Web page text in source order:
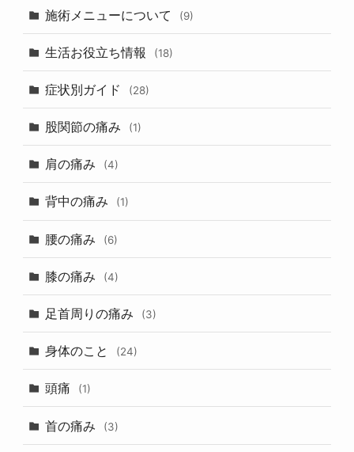
施術メニューについて (9)
生活お役立ち情報 (18)
症状別ガイド (28)
股関節の痛み (1)
肩の痛み (4)
背中の痛み (1)
腰の痛み (6)
膝の痛み (4)
足首周りの痛み (3)
身体のこと (24)
頭痛 (1)
首の痛み (3)